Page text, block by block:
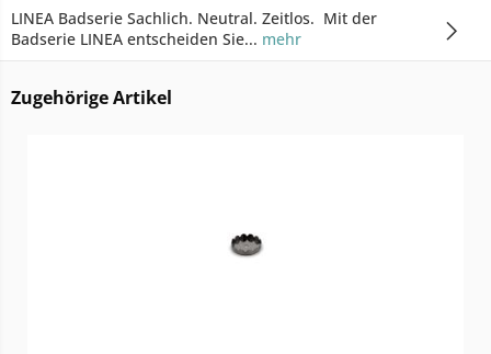
LINEA Badserie Sachlich. Neutral. Zeitlos. Mit der
Badserie LINEA entscheiden Sie... mehr
Zugehörige Artikel